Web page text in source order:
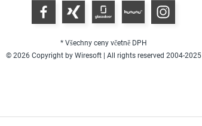
* Všechny ceny včetně DPH
© 2026 Copyright by Wiresoft | All rights reserved 2004-2025